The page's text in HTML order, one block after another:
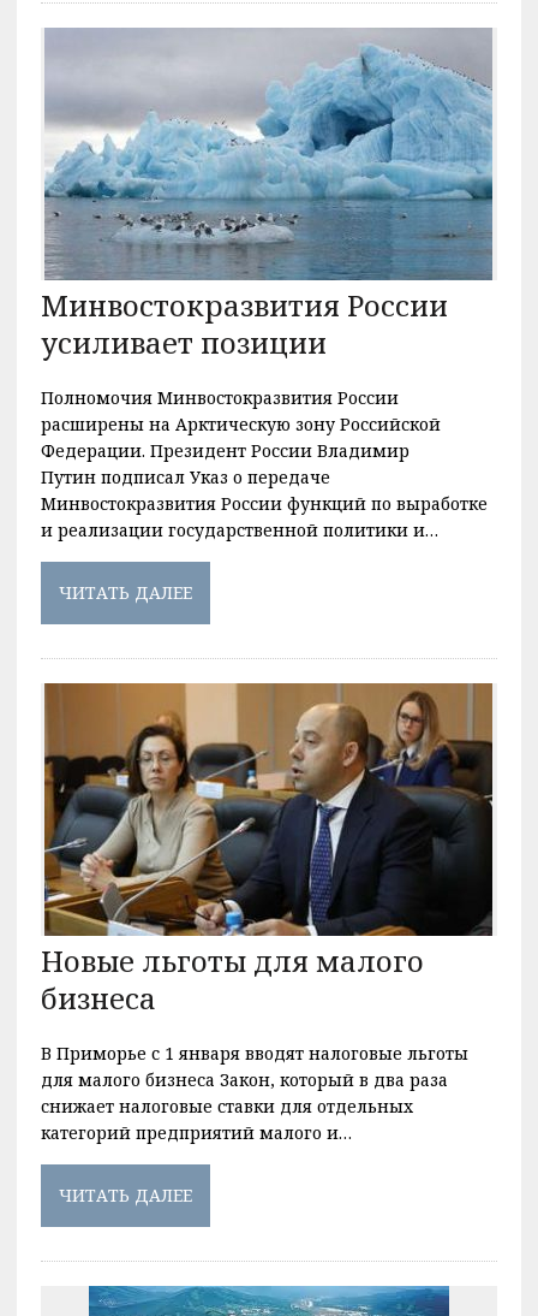
Минвостокразвития России
усиливает позиции
Полномочия Минвостокразвития России
расширены на Арктическую зону Российской
Федерации. Президент России Владимир
Путин подписал Указ о передаче
Минвостокразвития России функций по выработке
и реализации государственной политики и…
ЧИТАТЬ ДАЛЕЕ
Новые льготы для малого
бизнеса
В Приморье с 1 января вводят налоговые льготы
для малого бизнеса Закон, который в два раза
снижает налоговые ставки для отдельных
категорий предприятий малого и…
ЧИТАТЬ ДАЛЕЕ